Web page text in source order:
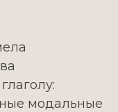
модальные